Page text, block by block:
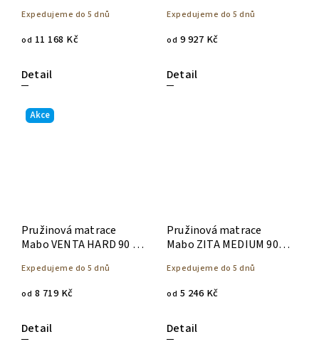
Expedujeme do 5 dnů
od 11 168 Kč
Detail
Expedujeme do 5 dnů
od 9 927 Kč
Detail
Akce
Pružinová matrace
Mabo VENTA HARD 90 x
Expedujeme do 5 dnů
od 8 719 Kč
Detail
Pružinová matrace
Mabo ZITA MEDIUM 90 x
Expedujeme do 5 dnů
od 5 246 Kč
Detail